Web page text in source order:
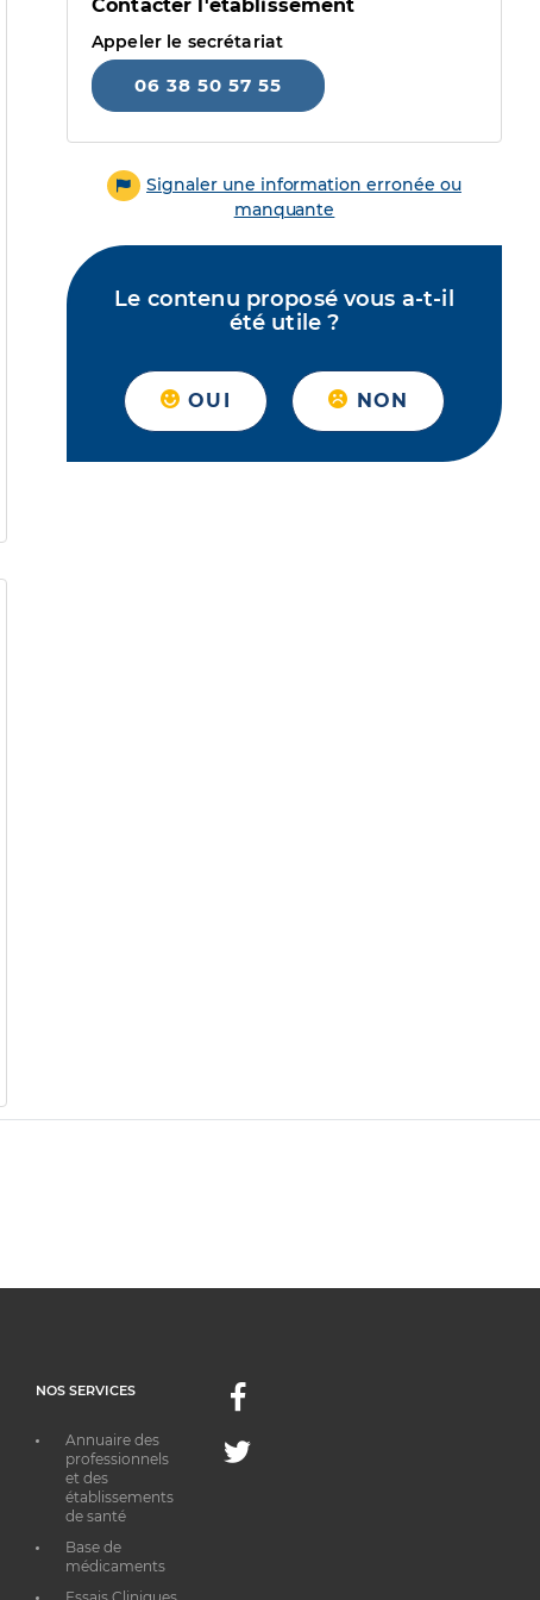
Contacter l'établissement
Appeler le secrétariat
06 38 50 57 55
Signaler une information erronée ou
manquante
Le contenu proposé vous a-t-il
été utile ?
OUI NON
NOS SERVICES
Annuaire des
professionnels
et des
établissements
de santé
Base de
médicaments
Facebook
Twitter